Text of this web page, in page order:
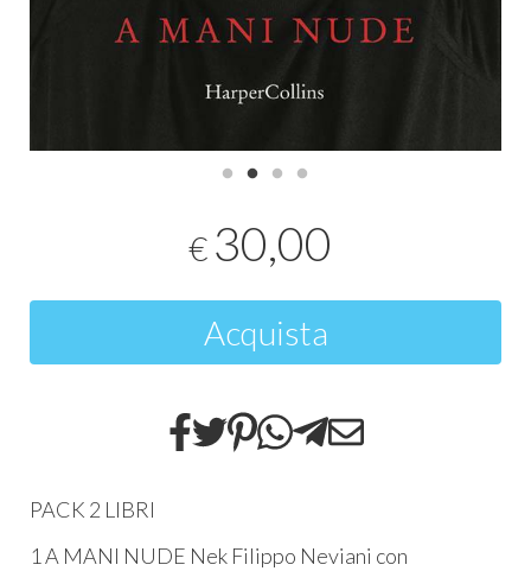
€ 30,00
Acquista
PACK 2 LIBRI
1 A MANI NUDE Nek Filippo Neviani con